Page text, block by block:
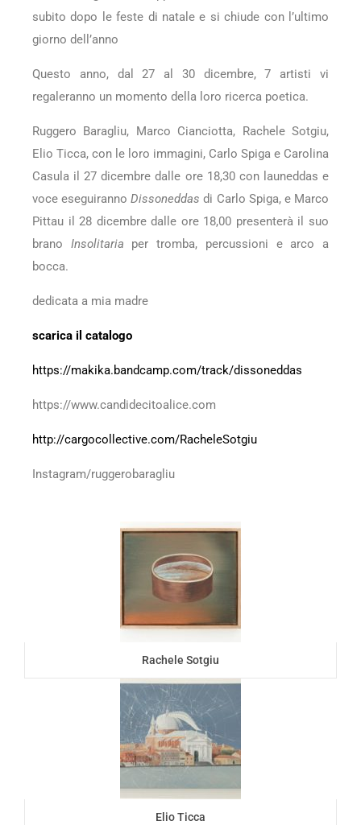
subito dopo le feste di natale e si chiude con l’ultimo
giorno dell’anno
Questo anno, dal 27 al 30 dicembre, 7 artisti vi
regaleranno un momento della loro ricerca poetica.
Ruggero Baragliu, Marco Cianciotta, Rachele Sotgiu,
Elio Ticca, con le loro immagini, Carlo Spiga e Carolina
Casula il 27 dicembre dalle ore 18,30 con launeddas e
voce eseguirannoDissoneddas di Carlo Spiga, e Marco
Pittau il 28 dicembre dalle ore 18,00 presenterà il suo
brano Insolitaria per tromba, percussioni e arco a
bocca.
dedicata a mia madre
scarica il catalogo
https://makika.bandcamp.com/track/dissoneddas
https://www.candidecitoalice.com
http://cargocollective.com/RacheleSotgiu
Instagram/ruggerobaragliu
Rachele Sotgiu
Elio Ticca